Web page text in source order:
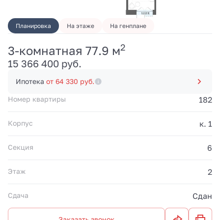
Планировка На этаже На генплане
3-комнатная 77.9 м2
15 366 400 руб.
Ипотека от 64 330 руб.
Номер квартиры 182
Корпус к. 1
Секция 6
Этаж 2
Сдача Сдан